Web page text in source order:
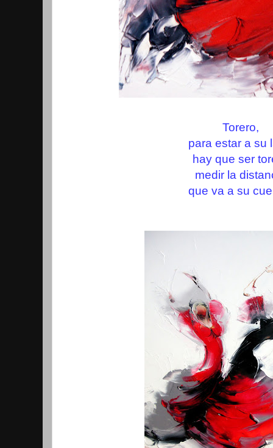
Torero,
para estar a su
hay que ser
medir la
que va a su